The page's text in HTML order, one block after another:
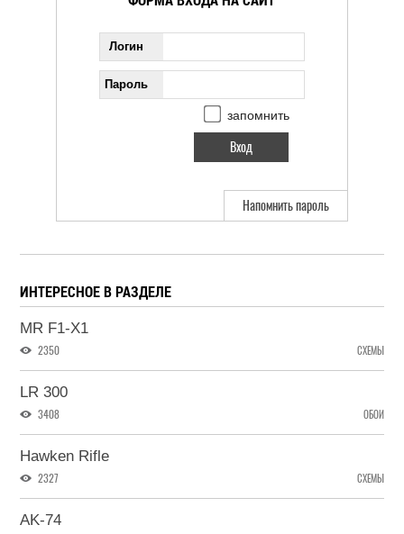
Логин
Пароль
запомнить
Напомнить пароль
ИНТЕРЕСНОЕ В РАЗДЕЛЕ
MR F1-X1
2350 СХЕМЫ
LR 300
3408 ОБОИ
Hawken Rifle
2327 СХЕМЫ
AK-74